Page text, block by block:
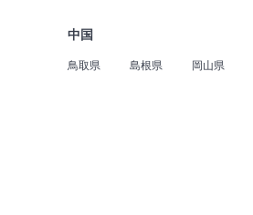
中国
鳥取県 島根県 岡山県